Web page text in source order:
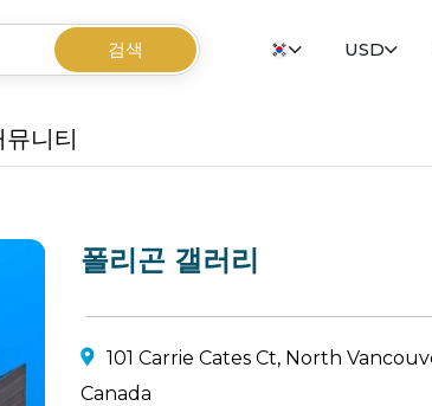
검색 USD
니티
폴리곤 갤러리
101 Carrie Cates Ct, North
Canada